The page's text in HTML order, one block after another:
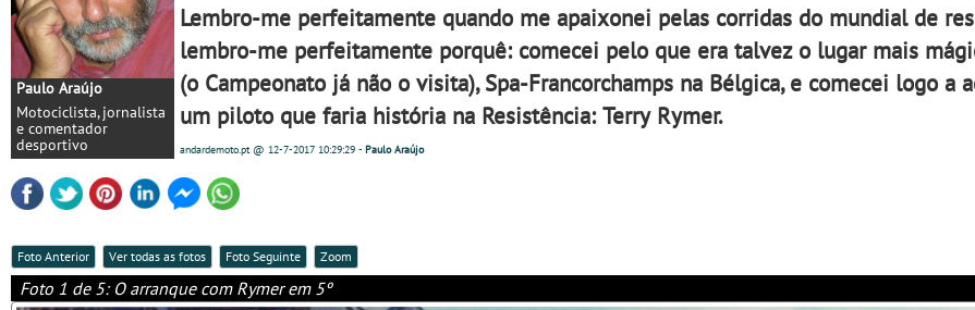
Paulo Araújo
Motociclista, jornalista
e comentador
desportivo
Lembro-me perfeitamente quando me apaixonei pelas corridas do mundial de
lembro-me perfeitamente porquê: comecei pelo que era talvez o lugar mais
(o Campeonato já não o visita), Spa-Francorchamps na Bélgica, e comecei logo a
um piloto que faria história na Resistência: Terry Rymer.
andardemoto.pt @ 12-7-2017 10:29:29 - Paulo Araújo
Foto Anterior Ver todas as fotos Foto Seguinte Zoom
Foto 1 de 5: O arranque com Rymer em 5º